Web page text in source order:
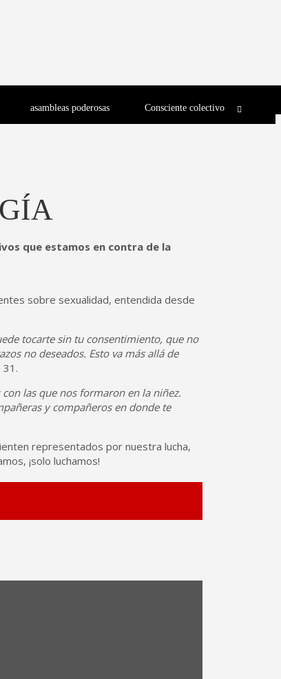
asambleas poderosas Consciente colectivo
que estamos en contra de la
sobre sexualidad, entendida desde
tocarte sin tu consentimiento, que no
no deseados. Esto va más allá de
31.
las que nos formaron en la niñez.
y compañeros en donde te
representados por nuestra lucha,
¡solo luchamos!